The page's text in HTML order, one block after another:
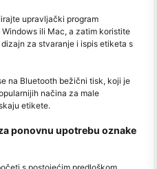
upravljački program
ili Mac, a zatim koristite
za stvaranje i ispis etiketa s
na Bluetooth bežični tisk, koji je
načina za male
etikete.
ponovnu upotrebu oznake